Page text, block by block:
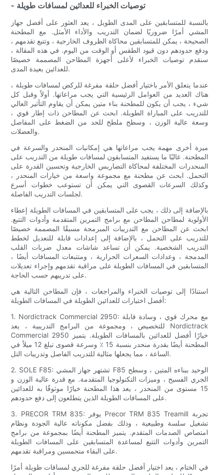
- توصيات الخبراء للعدائين لمسافات طويلة
بالنسبة للمتسابقين على المدى الطويل ، يعد العثور على أفضل جهاز
المشي أمرًا ضروريًا لضمان التدريب والأداء الأمثل. مع المطحنة
الصحيحة ، يمكن للمتسابقين محاكاة الظروف الخارجية ، وتتبع تقدمهم ،
ودفع حدودهم دون قيود الطقس أو الوقت من اليوم. في هذه المقالة ،
سنقدم توصيات الخبراء لأعلى أجهزة المطاحن المصممة خصيصًا
للعدائين بعيدة المدى.
عندما يتعلق الأمر باختيار أفضل حلقة مفرغة للركض لمسافات طويلة ،
هناك العديد من العوامل الرئيسية التي يجب مراعاتها. أولاً وقبل كل
شيء ، يجب أن يكون للمطحنة بناء متين يمكن أن يقاوم التأثير العالي
للتدريب على المباراة الطويلة. ابحث عن المطاحن ذات إطار قوي ،
وسعة عالية الوزن ، وسطح ملطخ للحد من الضغط على المفاصل
والعضلات.
ميزة أخرى مهمة يجب مراعاتها هي إمكانيات المنحدر والسرعة في
المطحنة. غالبًا ما يستفيد المتسابقون لمسافات طويلة من التدريب على
المنحدرات المختلفة لمحاكاة التضاريس الخارجية وتحسين القدرة على
التحمل. ابحث عن مطحنة مع مجموعة واسعة من خيارات المنحدر ،
وكذلك السرعات القصوى التي يمكن أن تستوعب خطوات أسرع
لجلسات التدريب الفاصلة.
بالإضافة إلى ذلك ، يجب على المتسابقين في المسافات الطويلة إعطاء
الأولوية لمطاحن المطاحن مع برامج التمرين المتقدمة وأدوات التتبع.
ابحث عن المطاحن مع التدريبات المبرمجة مسبقًا المصممة خصيصًا
للتدريب على التحمل ، بالإضافة إلى إعدادات قابلة للتعديل لخطط
التدريب الشخصية. يمكن أن تساعد شاشات معدل ضربات القلب
المدمجة ، وعدادات السعرات الحرارية ، ومتتبعات المسافات أيضًا ،
المتسابقين في المسافات الطويلة على مراقبة تقدمهم وإجراء تعديلات
على تدريبهم حسب الحاجة.
استنادًا إلى توصيات الخبراء والمراجعات ، فإن المطاحن التالية هي
أفضل اختيارات للعدائين الطويلة في المسافات الطويلة:
1. Nordictrack Commercial 2950: مع محرك قوي ، وسادة قابلة
للتخصيص ، ومجموعة من البرامج التدريبية ، يعد Nordictrack
Commercial 2950 خيارًا أفضل للعدائين بالمسافات الطويلة. يتميز
المطحنة أيضًا بقدرة منحدر بنسبة 15 ٪ وسرعة قصوى تبلغ 12 ميلاً في
الساعة ، مما يجعلها مثالية للتدريب الفاصل وتدريبات التل.
2. SOLE F85: تشتهر جهاز المشي F85 الوحيد ببناءه المتين ، وسطح
الجري الفسيح ، وميزات التكنولوجيا المتقدمة. مع قدرة عالية الوزن و
15 مستوى من المنحدر ، يعد هذا المطحنة خيارًا موثوقًا به للعدائين
على المسافات الطويلة الذين يتطلعون إلى دفع حدودهم.
3. PRECOR TRM 835: يوفر Precor TRM 835 Treamill تجربة
تشغيل سلسة وطبيعية ، وذلك بفضل مكوناته عالية الجودة ونظام
امتصاص الصدمات المتقدم. يتميز المطحنة أيضًا بمجموعة من برامج
التمرين وأدوات التتبع لمساعدة المتسابقين على المسافات الطويلة
على البقاء متحمسين ومراقبة تقدمهم.
في الختام ، يعد اختيار أفضل حلقة مفرغة للجري لمسافات طويلة أمرًا